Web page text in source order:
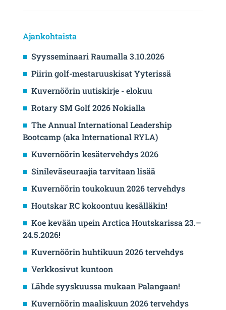
Ajankohtaista
Syysseminaari Raumalla 3.10.2026
Piirin golf-mestaruuskisat Yyterissä
Kuvernöörin uutiskirje - elokuu
Rotary SM Golf 2026 Nokialla
The Annual International Leadership
Bootcamp (aka International RYLA)
Kuvernöörin kesätervehdys 2026
Sinileväseuraajia tarvitaan lisää
Kuvernöörin toukokuun 2026 tervehdys
Houtskar RC kokoontuu kesälläkin!
Koe kevään upein Arctica Houtskarissa 23.–
24.5.2026!
Kuvernöörin huhtikuun 2026 tervehdys
Verkkosivut kuntoon
Lähde syyskuussa mukaan Palangaan!
Kuvernöörin maaliskuun 2026 tervehdys